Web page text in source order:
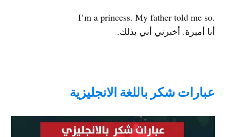
.I’m a princess. My father told me so
أنا أميرة. أخبرني أبي بذلك.
عبارات شكر باللغة الانجليزية